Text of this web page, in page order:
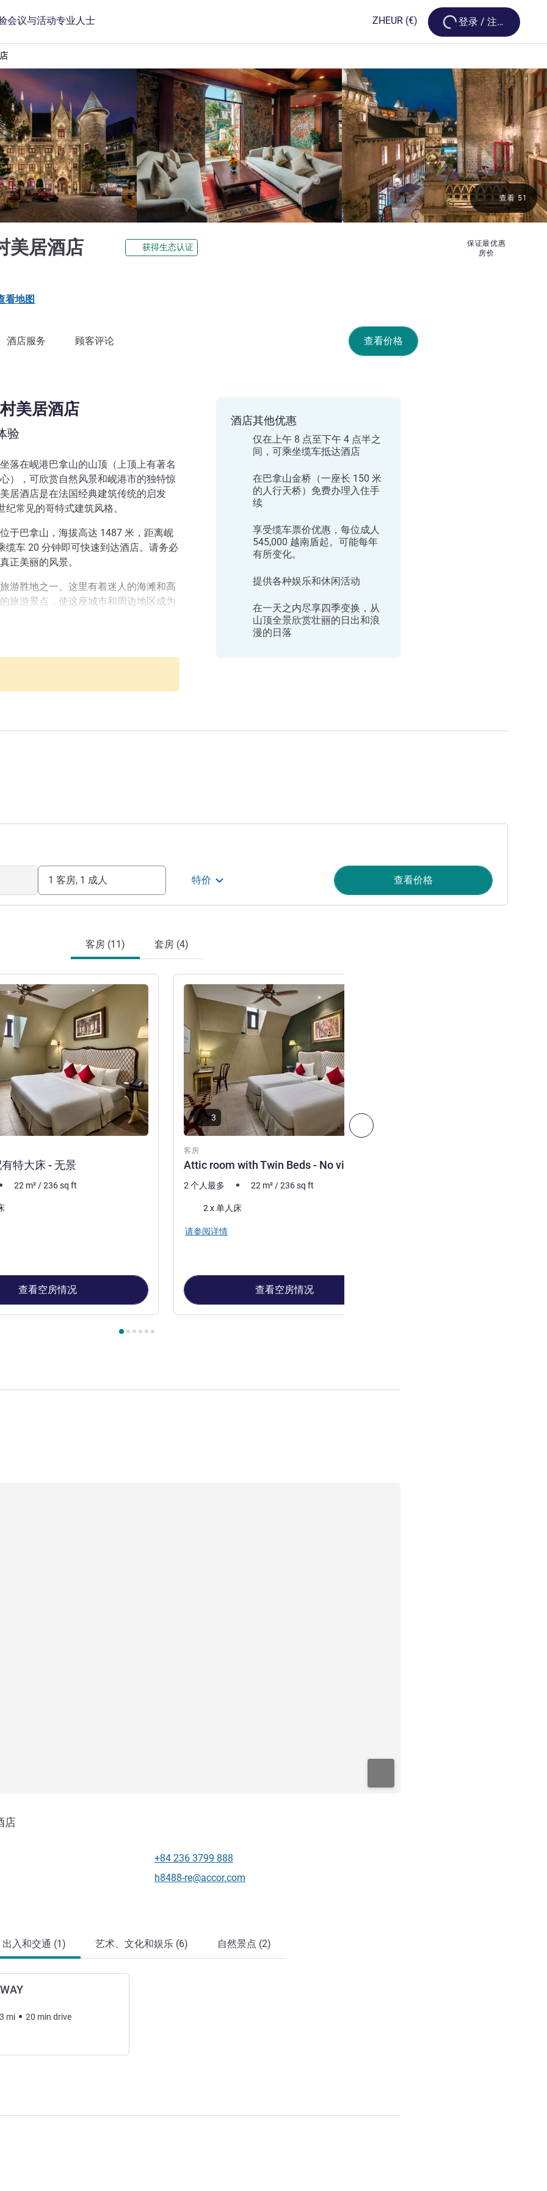
会议与活动专业人士 ZHEUR (€) Loading...
登录 / 注册
美居酒店 获得生态认证
保证最优惠
房价
查看 51
看地图
查看价格
酒店服务 顾客评论
美居酒店
验
落在岘港巴拿山的山顶（上顶上有著名
），可欣赏自然风景和岘港市的独特惊
居酒店是在法国经典建筑传统的启发
常见的哥特式建筑风格。
于巴拿山，海拔高达 1487 米，距离岘
缆车 20 分钟即可快速到达酒店。请务必
正美丽的风景。
游胜地之一。这里有着迷人的海滩和高
旅游景点，使这座城市和周边地区成为
观止。让自己为大自然的丰富色彩而感
酒店其他优惠
仅在上午 8 点至下午 4 点半之
间，可乘坐缆车抵达酒店
在巴拿山金桥（一座长 150 米
的人行天桥）免费办理入住手
续
享受缆车票价优惠，每位成人
545,000 越南盾起。可能每年
有所变化。
提供各种娱乐和休闲活动
在一天之内尽享四季变换，从
山顶全景欣赏壮丽的日出和浪
漫的日落
1 客房, 1 成人 特价 查看价格
客房 (11) 套房 (4)
下一个 - 客房
特大床 - 无景
22 m² /236sq ft
查看空房情况
客房
Attic room with Twin Beds - No view
请参阅详情
3
2 个人最多 22 m² /236sq ft
床上用品2 x 单人床
请参阅详情
查看空房情况
店
电话
+84 236 3799 888
联系电子邮件
h8488-re@accor.com
出入和交通 (1) 艺术、文化和娱乐 (6) 自然景点 (2)
mi 20 min drive